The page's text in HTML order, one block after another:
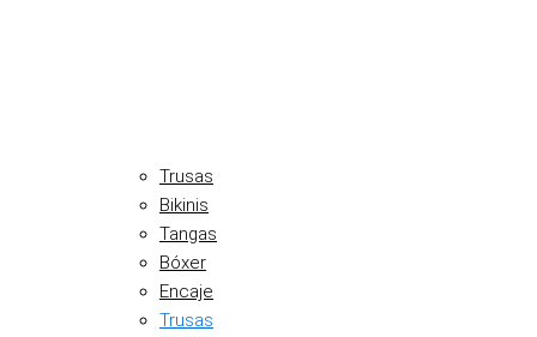
Trusas
Bikinis
Tangas
Bóxer
Encaje
Trusas